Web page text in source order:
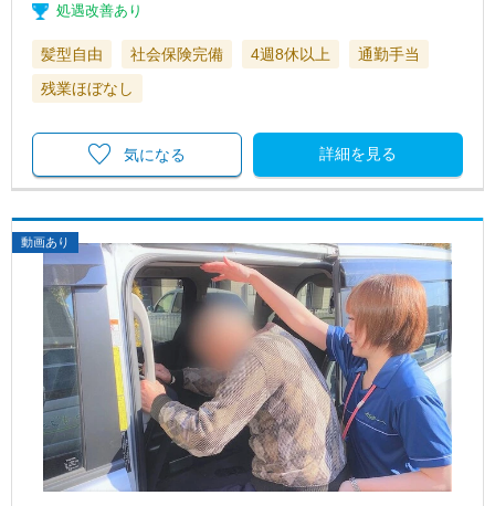
処遇改善あり
髪型自由 社会保険完備 4週8休以上
通勤手当
残業ほぼなし
詳細を見る
気になる
動画あり